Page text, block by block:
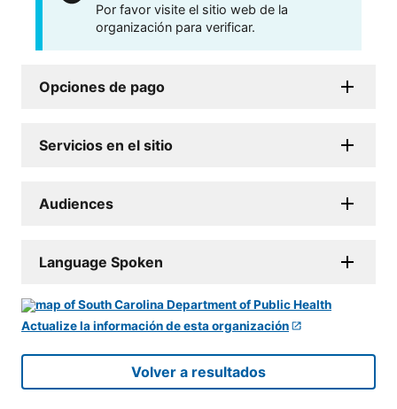
Por favor visite el sitio web de la
organización para verificar.
Opciones de pago
Servicios en el sitio
Audiences
Language Spoken
Actualize la información de esta organización
Volver a resultados